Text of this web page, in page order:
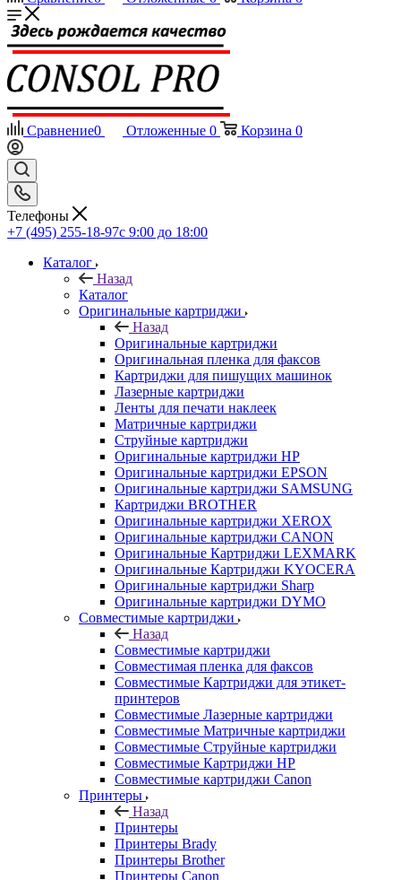
Сравнение0 Отложенные 0 Корзина 0
Телефоны
+7 (495) 255-18-97с 9:00 до 18:00
Каталог
Назад
Каталог
Оригинальные картриджи
Назад
Оригинальные картриджи
Оригинальная пленка для факсов
Картриджи для пишущих машинок
Лазерные картриджи
Ленты для печати наклеек
Матричные картриджи
Струйные картриджи
Оригинальные картриджи HP
Оригинальные картриджи EPSON
Оригинальные картриджи SAMSUNG
Картриджи BROTHER
Оригинальные картриджи XEROX
Оригинальные картриджи CANON
Оригинальные Картриджи LEXMARK
Оригинальные Картриджи KYOCERA
Оригинальные картриджи Sharp
Оригинальные картриджи DYMO
Совместимые картриджи
Назад
Совместимые картриджи
Совместимая пленка для факсов
Совместимые Картриджи для этикет-
принтеров
Совместимые Лазерные картриджи
Совместимые Матричные картриджи
Совместимые Струйные картриджи
Совместимые Картриджи HP
Совместимые картриджи Canon
Принтеры
Назад
Принтеры
Принтеры Brady
Принтеры Brother
Принтеры Canon